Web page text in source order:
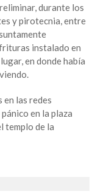
durante los
y pirotecnia, entre
instalado en
en donde había
en las redes
en la plaza
templo de la